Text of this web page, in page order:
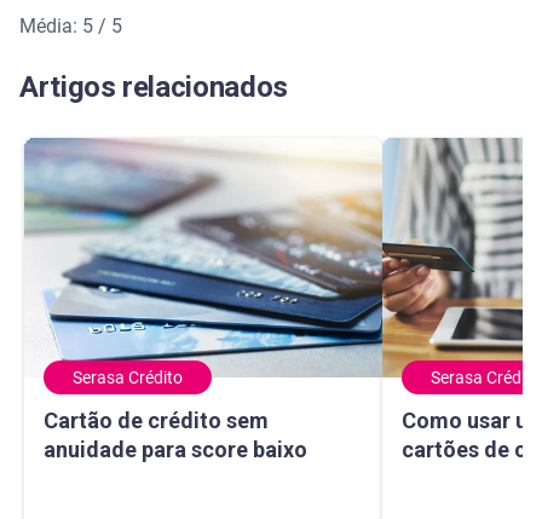
Média: 5 / 5
Artigos relacionados
Serasa Crédito
Cartão de crédito sem
anuidade para score baixo
Cartão de crédito sem anuidade para score baixo
Serasa Crédito
Como usar
cartões de
Como usar um